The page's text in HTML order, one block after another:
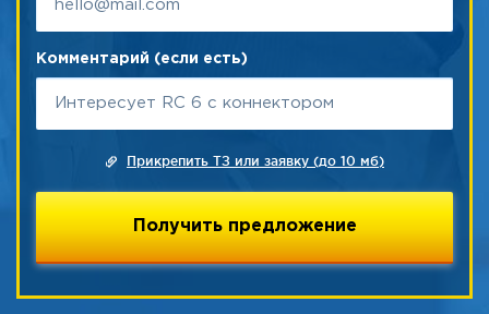
Комментарий (если есть)
Прикрепить ТЗ или заявку (до 10 мб)